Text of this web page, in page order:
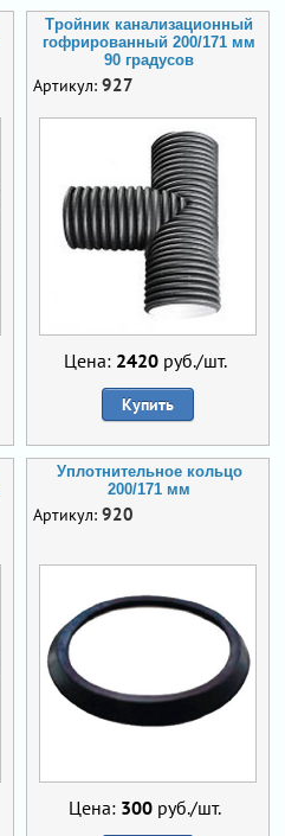
Тройник канализационный
гофрированный 200/171 мм
90 градусов
Артикул: 927
Цена: 2420руб./шт.
Купить
Уплотнительное кольцо
200/171 мм
Артикул: 920
Цена: 300 руб./шт.